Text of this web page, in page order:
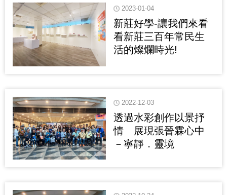
2023-01-04
新莊好學-讓我們來看
看新莊三百年常民生
活的燦爛時光!
2022-12-03
透過水彩創作以景抒
情 展現張晉霖心中
－寧靜．靈境